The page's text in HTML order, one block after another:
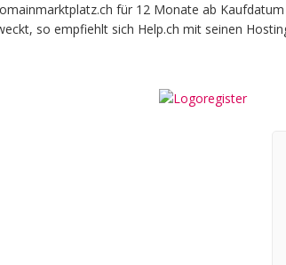
für 12 Monate ab
so empfiehlt sich Help.ch mit seinen